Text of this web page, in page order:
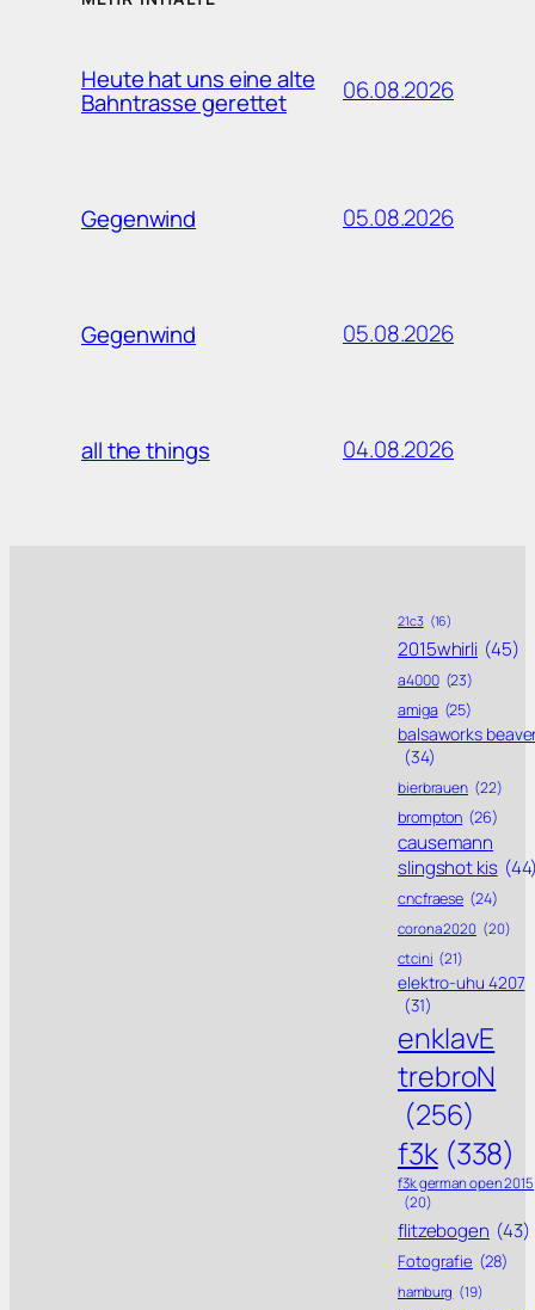
Heute hat uns eine alte
Bahntrasse gerettet 06.08.2026
Gegenwind 05.08.2026
Gegenwind 05.08.2026
all the things 04.08.2026
21c3 (16)
2015whirli (45)
a4000 (23)
amiga (25)
balsaworks
(34)
bierbrauen (22)
brompton (26)
causemann
slingshot kis
cncfraese (24)
corona 2020 (20)
ctcini (21)
elektro-uhu 4207
(31)
enklavE
trebroN
(256)
f3k (338)
f3k german open 2015
(20)
flitzebogen (43)
Fotografie (28)
hamburg (19)